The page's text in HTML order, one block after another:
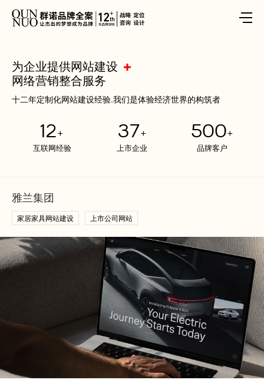
为企业提供网站建设
网络营销整合服务
十二年定制化网站建设经验.我们是体验经济世界的构筑者
12+
互联网经验
37+
上市企业
500+
品牌客户
雅兰集团
家居家具网站建设 上市公司网站